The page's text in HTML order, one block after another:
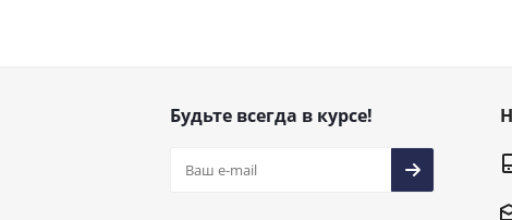
Будьте всегда в курсе!